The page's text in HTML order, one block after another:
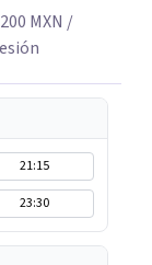
MXN /
21:15
23:30